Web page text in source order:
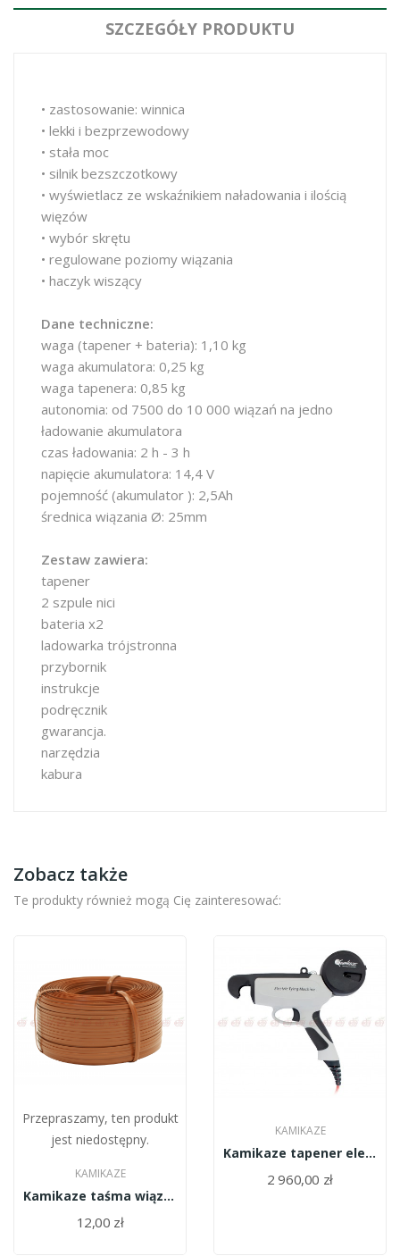
SZCZEGÓŁY PRODUKTU
• zastosowanie: winnica
• lekki i bezprzewodowy
• stała moc
• silnik bezszczotkowy
• wyświetlacz ze wskaźnikiem naładowania i ilością
więzów
• wybór skrętu
• regulowane poziomy wiązania
• haczyk wiszący
Dane techniczne:
waga (tapener + bateria): 1,10 kg
waga akumulatora: 0,25 kg
waga tapenera: 0,85 kg
autonomia: od 7500 do 10 000 wiązań na jedno
ładowanie akumulatora
czas ładowania: 2 h - 3 h
napięcie akumulatora: 14,4 V
pojemność (akumulator ): 2,5Ah
średnica wiązania Ø: 25mm
Zestaw zawiera:
tapener
2 szpule nici
bateria x2
ladowarka trójstronna
przybornik
instrukcje
podręcznik
gwarancja.
narzędzia
kabura
Zobacz także
Te produkty również mogą Cię zainteresować:
Przepraszamy, ten produkt
jest niedostępny.
KAMIKAZE
Kamikaze taśma wiązadełkowa do tapenera...
12,00 zł
KAMIKAZE
Kamikaze tapener elektryczny sadowniczy KV3
2 960,00 zł